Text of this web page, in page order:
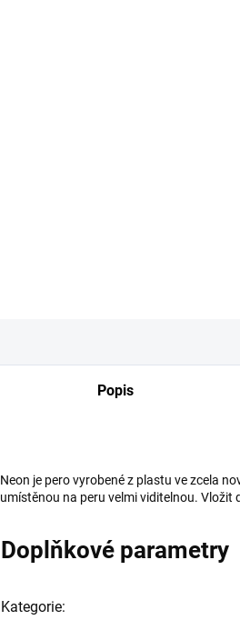
Popis
Neon je pero vyrobené z plastu ve zcela
umístěnou na peru velmi viditelnou. Vložit
Doplňkové parametry
Kategorie: